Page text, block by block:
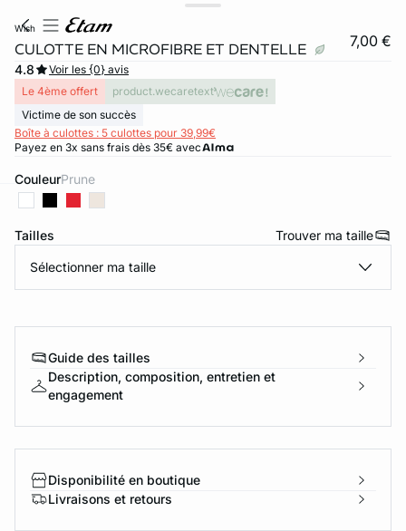
wish
CULOTTE EN MICROFIBRE ET DENTELLE 7,00 €
4.8
Voir les {0} avis
Le 4ème offert
product.wecaretext
Victime de son succès
Boîte à culottes : 5 culottes pour 39,99€
Payez en 3x sans frais dès 35€ avec
Couleur prune
Tailles Trouver ma taille
Sélectionner ma taille
Guide des tailles
Description, composition, entretien et
engagement
Disponibilité en boutique
Livraisons et retours